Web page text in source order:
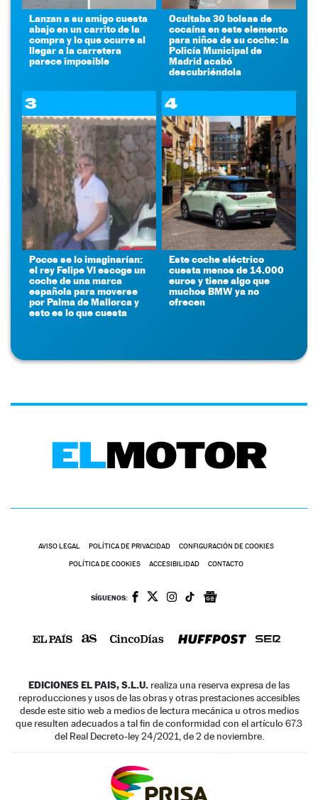
Lanzan a su amigo cuesta
abajo en un carrito de la
compra y lo que ocurre al
llegar a la carretera
parece imposible
Ocultaba 30 bolsas de
cocaína en este elemento
para niños de su coche: la
Policía Municipal de
Madrid acabó
descubriéndola
3
Pocos se lo imaginarían:
el rey Felipe VI escoge un
coche de una marca
española para moverse
por Palma de Mallorca y
esto es lo que cuesta
4
Este coche eléctrico
cuesta menos de 14.000
euros y tiene algo que
muchos BMW ya no
ofrecen
AVISO LEGAL POLÍTICA DE PRIVACIDAD CONFIGURACIÓN DE COOKIES
POLÍTICA DE COOKIES ACCESIBILIDAD CONTACTO
SÍGUENOS:
EDICIONES EL PAIS, S.L.U. realiza una reserva expresa de las
reproducciones y usos de las obras y otras prestaciones accesibles
desde este sitio web a medios de lectura mecánica u otros medios
que resulten adecuados a tal fin de conformidad con el artículo 67.3
del Real Decreto-ley 24/2021, de 2 de noviembre.